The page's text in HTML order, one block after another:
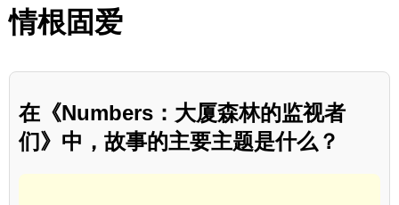
情根固爱
在《Numbers：大厦森林的监视者
们》中，故事的主要主题是什么？